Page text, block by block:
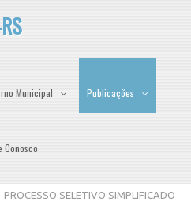
Municipal Publicações
Conosco
PROCESSO SELETIVO SIMPLIFICADO